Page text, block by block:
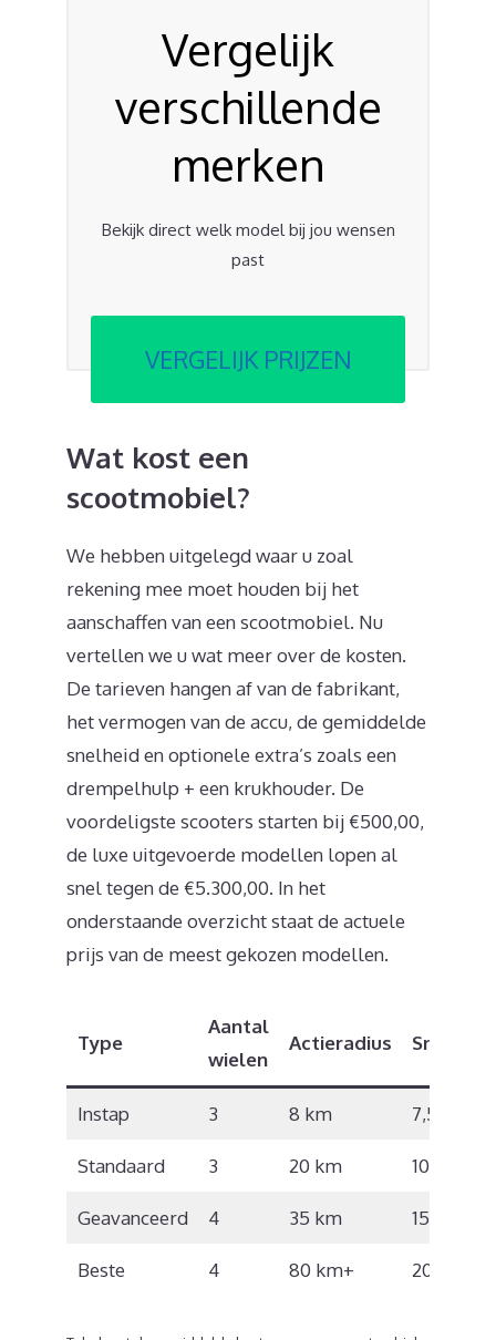
Vergelijk
verschillende
merken
Bekijk direct welk model bij jou wensen
past
VERGELIJK PRIJZEN
Wat kost een
scootmobiel?
We hebben uitgelegd waar u zoal
rekening mee moet houden bij het
aanschaffen van een scootmobiel. Nu
vertellen we u wat meer over de kosten.
De tarieven hangen af van de fabrikant,
het vermogen van de accu, de gemiddelde
snelheid en optionele extra’s zoals een
drempelhulp + een krukhouder. De
voordeligste scooters starten bij €500,00,
de luxe uitgevoerde modellen lopen al
snel tegen de €5.300,00. In het
onderstaande overzicht staat de actuele
prijs van de meest gekozen modellen.
Type
Aantal
wielen
Actieradius Snelheid
Instap 3 8 km 7,5 km/u
Standaard 3 20 km 10 km/u
Geavanceerd 4 35 km 15 km/u
Beste 4 80 km+ 20 km/u